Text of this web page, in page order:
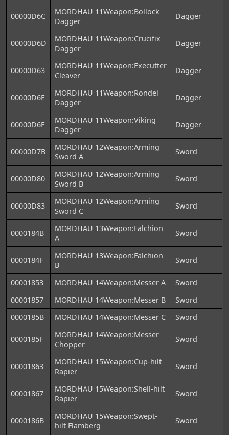
00000D6C
MORDHAU 11Weapon:Bollock
Dagger
Dagger
00000D6D
MORDHAU 11Weapon:Crucifix
Dagger
Dagger
00000D63
MORDHAU 11Weapon:Executter
Cleaver
Dagger
00000D6E
MORDHAU 11Weapon:Rondel
Dagger
Dagger
00000D6F
MORDHAU 11Weapon:Viking
Dagger
Dagger
00000D7B
MORDHAU 12Weapon:Arming
Sword A
Sword
00000D80
MORDHAU 12Weapon:Arming
Sword B
Sword
00000D83
MORDHAU 12Weapon:Arming
Sword C
Sword
0000184B
MORDHAU 13Weapon:Falchion
A
Sword
0000184F
MORDHAU 13Weapon:Falchion
B
Sword
00001853 MORDHAU 14Weapon:Messer A
Sword
00001857
MORDHAU 14Weapon:Messer B
Sword
0000185B
MORDHAU 14Weapon:Messer C Sword
0000185F
MORDHAU 14Weapon:Messer
Chopper
Sword
00001863
MORDHAU 15Weapon:Cup-hilt
Rapier
Sword
00001867
MORDHAU 15Weapon:Shell-hilt
Rapier
Sword
0000186B
MORDHAU 15Weapon:Swept-
hilt Flamberg
Sword